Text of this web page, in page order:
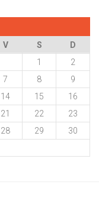
V S
D
1
2
7 8
9
14 15
16
21 22
23
28 29
30